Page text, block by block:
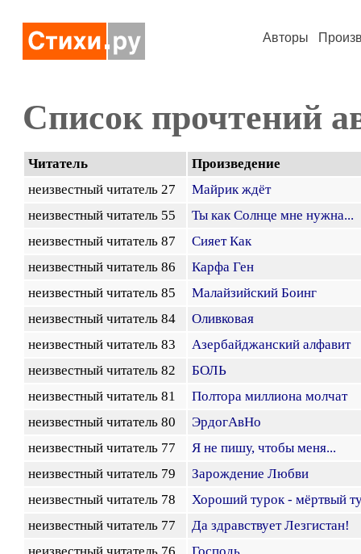
Авторы
Список прочтений
Читатель
Произведение
неизвестный читатель 27
Майрик ждёт
неизвестный читатель 55
Ты как Солнце мне нужна...
неизвестный читатель 87
Сияет Как
неизвестный читатель 86
Карфа Ген
неизвестный читатель 85
Малайзийский Боинг
неизвестный читатель 84
Оливковая
неизвестный читатель 83
Азербайджанский алфавит
неизвестный читатель 82
БОЛЬ
неизвестный читатель 81
Полтора миллиона молчат
неизвестный читатель 80
ЭрдогАвНо
неизвестный читатель 77
Я не пишу, чтобы меня...
неизвестный читатель 79
Зарождение Любви
неизвестный читатель 78
Хороший турок - мёртвый
неизвестный читатель 77
Да здравствует Лезгистан!